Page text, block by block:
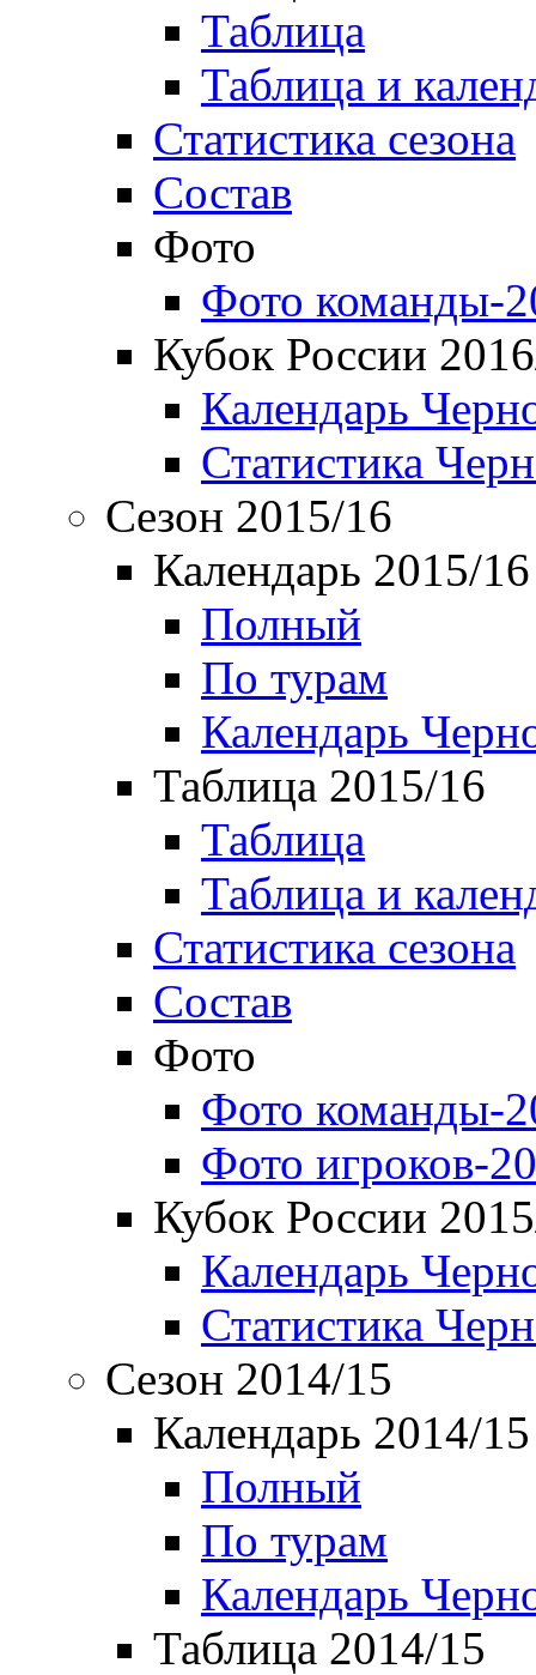
Таблица
Таблица и
Статистика сезона
Состав
Фото
Фото команды-
Кубок России
Календарь
Статистика
Сезон 2015/16
Календарь 2015/16
Полный
По турам
Календарь
Таблица 2015/16
Таблица
Таблица и
Статистика сезона
Состав
Фото
Фото команды-
Фото игроков-
Кубок России
Календарь
Статистика
Сезон 2014/15
Календарь 2014/15
Полный
По турам
Календарь
Таблица 2014/15